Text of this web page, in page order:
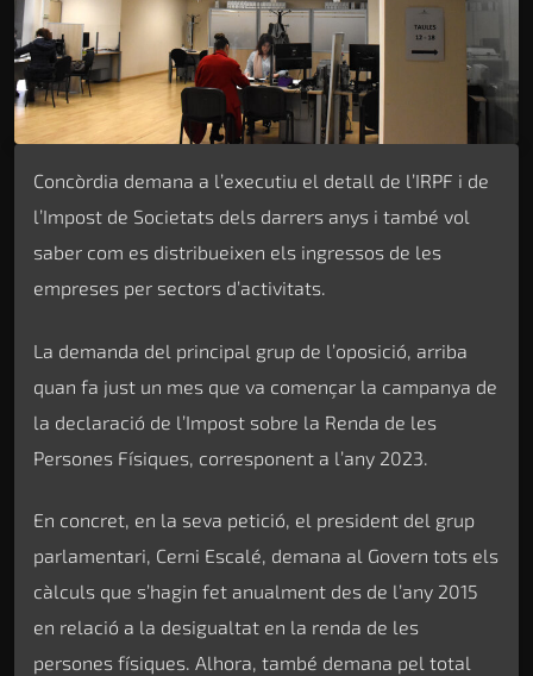
Concòrdia demana a l’executiu el detall de l’IRPF i de
l’Impost de Societats dels darrers anys i també vol
saber com es distribueixen els ingressos de les
empreses per sectors d’activitats.
La demanda del principal grup de l’oposició, arriba
quan fa just un mes que va començar la campanya de
la declaració de l’Impost sobre la Renda de les
Persones Físiques, corresponent a l’any 2023.
En concret, en la seva petició, el president del grup
parlamentari, Cerni Escalé, demana al Govern tots els
càlculs que s’hagin fet anualment des de l’any 2015
en relació a la desigualtat en la renda de les
persones físiques. Alhora, també demana pel total